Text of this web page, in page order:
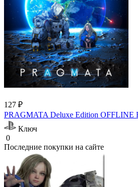
127 ₽
PRAGMATA Deluxe Edition OFFLINE
Ключ
0
Последние покупки на сайте